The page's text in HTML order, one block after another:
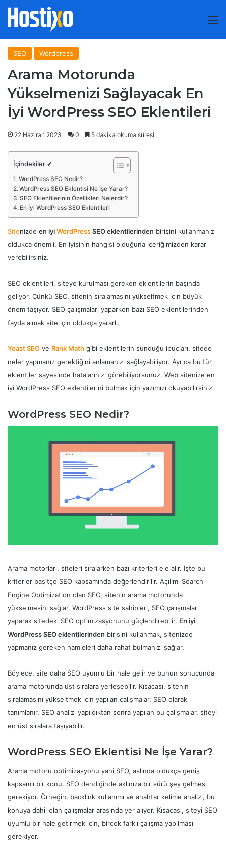
SEO Wordpress
Arama Motorunda
Yükselmenizi Sağlayacak En
İyi WordPress SEO Eklentileri
22 Haziran 2023 0 5 dakika okuma süresi
İçindekiler ✔
WordPress SEO Nedir?
WordPress SEO Eklentisi Ne İşe Yarar?
SEO Eklentilerinin Özellikleri Nelerdir?
En İyi WordPress SEO Eklentileri
Sitenizde en iyiWordPressSEO eklentilerinden birisini kullanmanız
oldukça önemli. En iyisinin hangisi olduğuna içeriğimizden karar
verebilirsiniz.
SEO eklentileri, siteye kurulması gereken eklentilerin başında
geliyor. Çünkü SEO, sitenin sıralamasını yükseltmek için büyük
önem taşıyor. SEO çalışmaları yaparken bazı SEO eklentilerinden
fayda almak site için oldukça yararlı.
Yoast SEO ve Rank Math gibi eklentilerin sunduğu ipuçları, sitede
neler yapmanız gerektiğini anlamanızı sağlayabiliyor. Ayrıca bu tür
eklentiler sayesinde hatalarınızı görebiliyorsunuz. Web sitenize en
iyi WordPress SEO eklentilerini bulmak için yazımızı okuyabilirsiniz.
WordPress SEO Nedir?
Arama motorları, siteleri sıralarken bazı kriterleri ele alır. İşte bu
kriterler basitçe SEO kapsamında değerlendirilir. Açılımı Search
Engine Optimization olan SEO, sitenin arama motorunda
yükselmesini sağlar. WordPress site sahipleri, SEO çalışmaları
yaparak sitedeki SEO optimizasyonunu güçlendirebilir. En iyi
WordPress SEO eklentilerinden birisini kullanmak, sitenizde
yapmanız gereken hamleleri daha rahat bulmanızı sağlar.
Böylece, site daha SEO uyumlu bir hale gelir ve bunun sonucunda
arama motorunda üst sıralara yerleşebilir. Kısacası, sitenin
sıralamasını yükseltmek için yapılan çalışmalar, SEO olarak
tanımlanır. SEO analizi yapıldıktan sonra yapılan bu çalışmalar, siteyi
en üst sıralara taşıyabilir.
WordPress SEO Eklentisi Ne İşe Yarar?
Arama motoru optimizasyonu yani SEO, aslında oldukça geniş
kapsamlı bir konu. SEO dendiğinde aklınıza bir sürü şey gelmesi
gerekiyor. Örneğin, backlink kullanımı ve anahtar kelime analizi, bu
konuya dahil olan çalışmalar arasında yer alıyor. Kısacası, siteyi SEO
uyumlu bir hale getirmek için, birçok farklı çalışma yapılması
gerekiyor.